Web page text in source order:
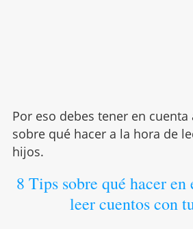
Por eso debes tener en
sobre qué hacer a la hora de
hijos.
8 Tips sobre qué hacer
leer cuentos con